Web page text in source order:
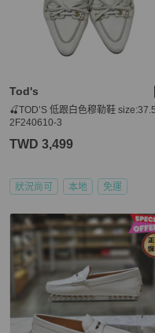
Tod's
🍒TOD’S 低跟白色穆勒鞋
2F240610-3
TWD 3,499
狀況尚可 本地 免運